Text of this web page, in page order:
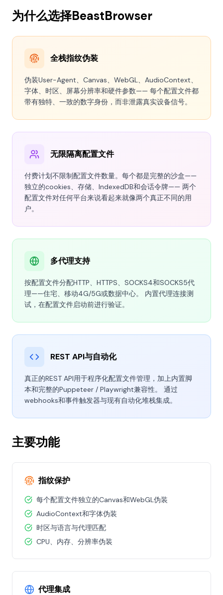
为什么选择BeastBrowser
全栈指纹伪装
伪装User-Agent、Canvas、WebGL、AudioContext、
字体、时区、屏幕分辨率和硬件参数—— 每个配置文件都
带有独特、一致的数字身份，而非泄露真实设备信号。
无限隔离配置文件
付费计划不限制配置文件数量。每个都是完整的沙盒——
独立的cookies、存储、IndexedDB和会话令牌—— 两个
配置文件对任何平台来说看起来就像两个真正不同的用
户。
多代理支持
按配置文件分配HTTP、HTTPS、SOCKS4和SOCKS5代
理——住宅、移动4G/5G或数据中心。 内置代理连接测
试，在配置文件启动前进行验证。
REST API与自动化
真正的REST API用于程序化配置文件管理，加上内置脚
本和完整的Puppeteer / Playwright兼容性。 通过
webhooks和事件触发器与现有自动化堆栈集成。
主要功能
指纹保护
每个配置文件独立的Canvas和WebGL伪装
AudioContext和字体伪装
时区与语言与代理匹配
CPU、内存、分辨率伪装
代理集成